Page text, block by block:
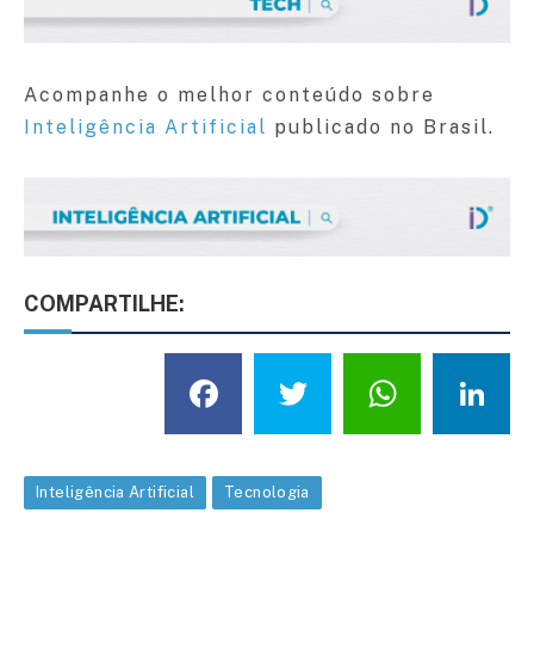
Acompanhe o melhor conteúdo sobre
Inteligência Artificial publicado no Brasil.
COMPARTILHE:
Facebook
Twitter
Inteligência Artificial Tecnologia